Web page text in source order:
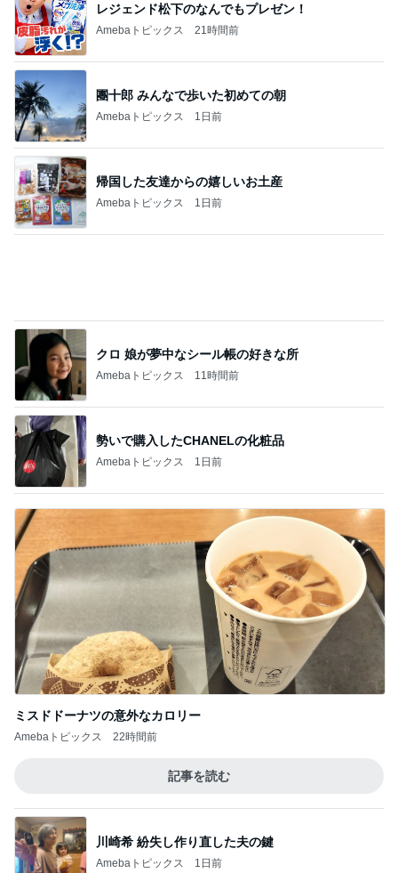
勢いで購入したCHANELの化粧品
Amebaトピックス 1日前
川崎希 紛失し作り直した夫の鍵
Amebaトピックス
つけてみて気づく室温のエグさ
娘達のリクエストで作った甘辛チキン
1日前
加熱4分でしっとりウマいサラダチキン
Amebaトピックス 21時間前